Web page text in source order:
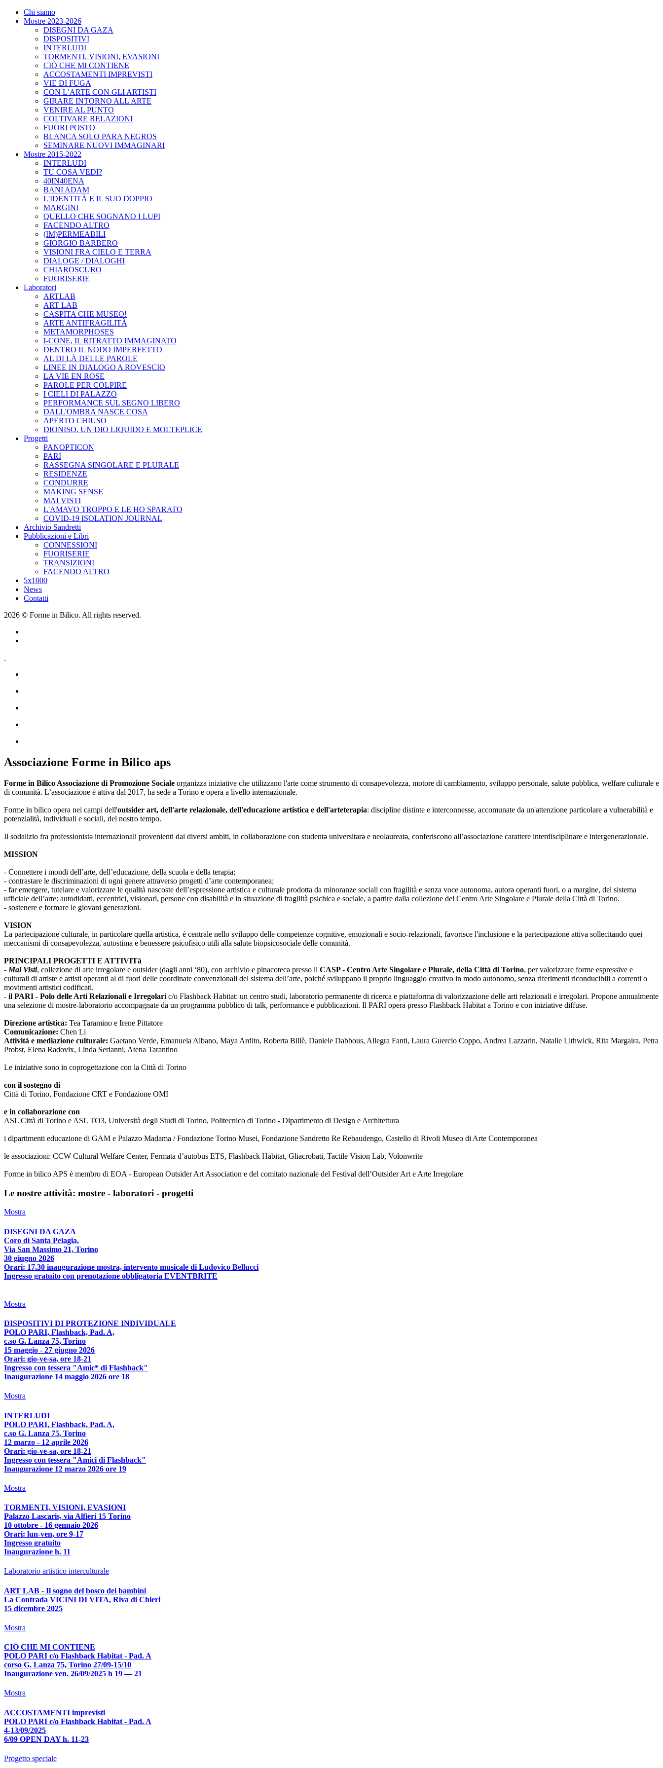
Chi siamo
Mostre 2023-2026
DISEGNI DA GAZA
DISPOSITIVI
INTERLUDI
TORMENTI, VISIONI, EVASIONI
CIÒ CHE MI CONTIENE
ACCOSTAMENTI IMPREVISTI
VIE DI FUGA
CON L’ARTE CON GLI ARTISTI
GIRARE INTORNO ALL'ARTE
VENIRE AL PUNTO
COLTIVARE RELAZIONI
FUORI POSTO
BLANCA SOLO PARA NEGROS
SEMINARE NUOVI IMMAGINARI
Mostre 2015-2022
INTERLUDI
TU COSA VEDI?
40IN40ENA
BANI ADAM
L'IDENTITÀ E IL SUO DOPPIO
MARGINI
QUELLO CHE SOGNANO I LUPI
FACENDO ALTRO
(IM)PERMEABILI
GIORGIO BARBERO
VISIONI FRA CIELO E TERRA
DIALOGE / DIALOGHI
CHIAROSCURO
FUORISERIE
Laboratori
ARTLAB
ART LAB
CASPITA CHE MUSEO!
ARTE ANTIFRAGILITÀ
METAMORPHOSES
I-CONE, IL RITRATTO IMMAGINATO
DENTRO IL NODO IMPERFETTO
AL DI LÀ DELLE PAROLE
LINEE IN DIALOGO A ROVESCIO
LA VIE EN ROSE
PAROLE PER COLPIRE
I CIELI DI PALAZZO
PERFORMANCE SUL SEGNO LIBERO
DALL'OMBRA NASCE COSA
APERTO CHIUSO
DIONISO, UN DIO LIQUIDO E MOLTEPLICE
Progetti
PANOPTICON
PARI
RASSEGNA SINGOLARE E PLURALE
RESIDENZE
CONDURRE
MAKING SENSE
MAI VISTI
L'AMAVO TROPPO E LE HO SPARATO
COVID-19 ISOLATION JOURNAL
Archivio Sandretti
Pubblicazioni e Libri
CONNESSIONI
FUORISERIE
TRANSIZIONI
FACENDO ALTRO
5x1000
News
Contatti
2026 © Forme in Bilico. All rights reserved.
Associazione Forme in Bilico aps
Forme in Bilico Associazione di Promozione Sociale organizza iniziative che utilizzano l'arte come strumento di consapevolezza, motore di cambiamento, sviluppo personale, salute pubblica, welfare culturale e
di comunità. L’associazione è attiva dal 2017, ha sede a Torino e opera a livello internazionale.
Forme in bilico opera nei campi dell'outsider art, dell'arte relazionale, dell'educazione artistica e dell'arteterapia: discipline distinte e interconnesse, accomunate da un'attenzione particolare a vulnerabilità e
potenzialità, individuali e sociali, del nostro tempo.
Il sodalizio fra professionistə internazionali provenienti dai diversi ambiti, in collaborazione con studentə universitarə e neolaureatə, conferiscono all’associazione carattere interdisciplinare e intergenerazionale.
MISSION
- Connettere i mondi dell’arte, dell’educazione, della scuola e della terapia;
- contrastare le discriminazioni di ogni genere attraverso progetti d’arte contemporanea;
- far emergere, tutelare e valorizzare le qualità nascoste dell’espressione artistica e culturale prodotta da minoranze sociali con fragilità e senza voce autonoma, autorə operanti fuori, o a margine, del sistema
ufficiale dell’arte: autodidatti, eccentrici, visionari, persone con disabilità e in situazione di fragilità psichica e sociale, a partire dalla collezione del Centro Arte Singolare e Plurale della Città di Torino.
- sostenere e formare le giovani generazioni.
VISION
La partecipazione culturale, in particolare quella artistica, è centrale nello sviluppo delle competenze cognitive, emozionali e socio-relazionali, favorisce l'inclusione e la partecipazione attiva sollecitando quei
meccanismi di consapevolezza, autostima e benessere psicofisico utili alla salute biopsicosociale delle comunità.
PRINCIPALI PROGETTI E ATTIVITà
- Mai Visti, collezione di arte irregolare e outsider (dagli anni ‘80), con archivio e pinacoteca presso il CASP - Centro Arte Singolare e Plurale, della Città di Torino, per valorizzare forme espressive e
culturali di artiste e artisti operanti al di fuori delle coordinate convenzionali del sistema dell’arte, poiché sviluppano il proprio linguaggio creativo in modo autonomo, senza riferimenti riconducibili a correnti o
movimenti artistici codificati.
- il PARI - Polo delle Arti Relazionali e Irregolari c/o Flashback Habitat: un centro studi, laboratorio permanente di ricerca e piattaforma di valorizzazione delle arti relazionali e irregolari. Propone annualmente
una selezione di mostre-laboratorio accompagnate da un programma pubblico di talk, performance e pubblicazioni. Il PARI opera presso Flashback Habitat a Torino e con iniziative diffuse.
Direzione artistica: Tea Taramino e Irene Pittatore
Comunicazione: Chen Li
Attività e mediazione culturale: Gaetano Verde, Emanuela Albano, Maya Ardito, Roberta Billè, Daniele Dabbous, Allegra Fanti, Laura Guercio Coppo, Andrea Lazzarin, Natalie Lithwick, Rita Margaira, Petra
Probst, Elena Radovix, Linda Serianni, Atena Tarantino
Le iniziative sono in coprogettazione con la Città di Torino
con il sostegno di
Città di Torino, Fondazione CRT e Fondazione OMI
e in collaborazione con
ASL Città di Torino e ASL TO3, Università degli Studi di Torino, Politecnico di Torino - Dipartimento di Design e Architettura
i dipartimenti educazione di GAM e Palazzo Madama / Fondazione Torino Musei, Fondazione Sandretto Re Rebaudengo, Castello di Rivoli Museo di Arte Contemporanea
le associazioni: CCW Cultural Welfare Center, Fermata d’autobus ETS, Flashback Habitat, Gliacrobati, Tactile Vision Lab, Volonwrite
Forme in bilico APS è membro di EOA - European Outsider Art Association e del comitato nazionale del Festival dell’Outsider Art e Arte Irregolare
Le nostre attività: mostre - laboratori - progetti
Mostra
DISEGNI DA GAZA
Coro di Santa Pelagia,
Via San Massimo 21, Torino
30 giugno 2026
Orari: 17.30 inaugurazione mostra, intervento musicale di Ludovico Bellucci
Ingresso gratuito con prenotazione obbligatoria EVENTBRITE
Mostra
DISPOSITIVI DI PROTEZIONE INDIVIDUALE
POLO PARI, Flashback, Pad. A,
c.so G. Lanza 75, Torino
15 maggio - 27 giugno 2026
Orari: gio-ve-sa, ore 18-21
Ingresso con tessera "Amic* di Flashback"
Inaugurazione 14 maggio 2026 ore 18
Mostra
INTERLUDI
POLO PARI, Flashback, Pad. A,
c.so G. Lanza 75, Torino
12 marzo - 12 aprile 2026
Orari: gio-ve-sa, ore 18-21
Ingresso con tessera "Amici di Flashback"
Inaugurazione 12 marzo 2026 ore 19
Mostra
TORMENTI, VISIONI, EVASIONI
Palazzo Lascaris, via Alfieri 15 Torino
10 ottobre - 16 gennaio 2026
Orari: lun-ven, ore 9-17
Ingresso gratuito
Inaugurazione h. 11
Laboratorio artistico interculturale
ART LAB - Il sogno del bosco dei bambini
La Contrada VICINI DI VITA, Riva di Chieri
15 dicembre 2025
Mostra
CIÒ CHE MI CONTIENE
POLO PARI c/o Flashback Habitat - Pad. A
corso G. Lanza 75, Torino 27/09-15/10
Inaugurazione ven. 26/09/2025 h 19 — 21
Mostra
ACCOSTAMENTI imprevisti
POLO PARI c/o Flashback Habitat - Pad. A
4-13/09/2025
6/09 OPEN DAY h. 11-23
Progetto speciale